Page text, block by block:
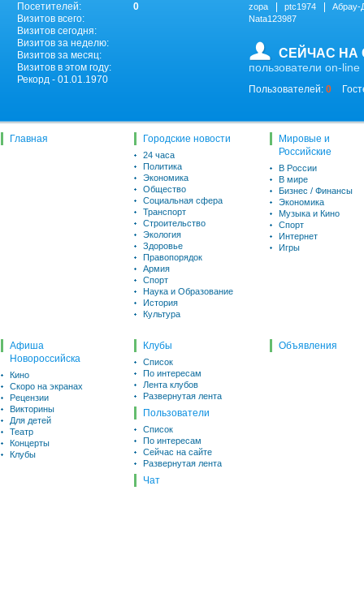
Посетителей:
0
Визитов всего:
Визитов сегодня:
Визитов за неделю:
Визитов за месяц:
Визитов в этом году:
Рекорд - 01.01.1970
zopa ptc1974
Абрау-
Nata123987
СЕЙЧАС НА
пользователи on-line
Пользователей: 0
Главная Городские новости
24 часа
Политика
Экономика
Общество
Социальная сфера
Транспорт
Строительство
Экология
Здоровье
Правопорядок
Армия
Спорт
Наука и Образование
История
Культура
Мировые и
Российские
В России
В мире
Бизнес / Финансы
Экономика
Музыка и Кино
Спорт
Интернет
Игры
Афиша
Новороссийска
Кино
Скоро на экранах
Рецензии
Викторины
Для детей
Театр
Концерты
Клубы
Клубы
Список
По интересам
Лента клубов
Развернутая лента
Пользователи
Список
По интересам
Сейчас на сайте
Развернутая лента
Чат
Объявления